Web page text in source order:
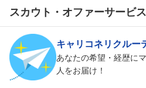
スカウト・オファーサービス
キャリコネリクルー
あなたの希望・経歴に
人をお届け！